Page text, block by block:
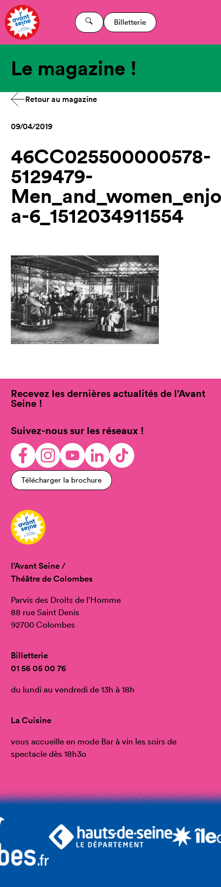
Billetterie
Le magazine !
Retour au magazine
09/04/2019
46CC025500000578-
5129479-
a-6_1512034911554
Recevez les dernières actualités de l’Avant
Seine !
Suivez-nous sur les réseaux !
Télécharger la brochure
l’Avant Seine /
Théâtre de Colombes
Parvis des Droits de l’Homme
88 rue Saint Denis
92700 Colombes
Billetterie
01 56 05 00 76
du lundi au vendredi de 13h à 18h
La Cuisine
vous accueille en mode Bar à vin les soirs de
spectacle dès 18h3o